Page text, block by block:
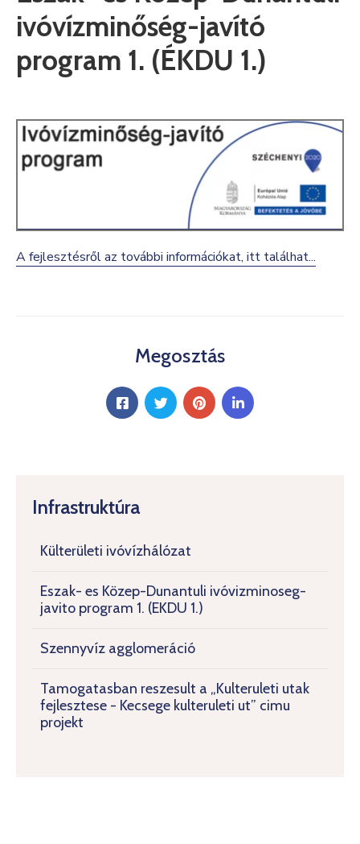
ivóvízminőség-javító
program 1. (ÉKDU 1.)
A fejlesztésről az további információkat, itt találhat...
Megosztás
Infrastruktúra
Külterületi ivóvízhálózat
Eszak- es Közep-Dunantuli ivóvizminoseg-
javito program 1. (EKDU 1.)
Szennyvíz agglomeráció
Tamogatasban reszesult a „Kulteruleti utak
fejlesztese - Kecsege kulteruleti ut” cimu
projekt